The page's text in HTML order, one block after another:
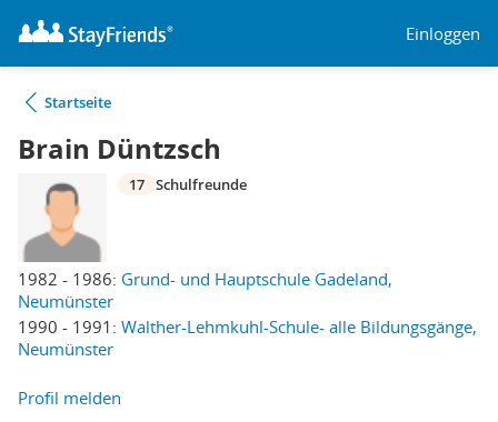
Einloggen
Startseite
Brain Düntzsch
1982 - 1986: Grund- und Hauptschule Gadeland,
Neumünster
1990 - 1991: Walther-Lehmkuhl-Schule- alle Bildungsgänge,
Neumünster
17 Schulfreunde
Profil melden